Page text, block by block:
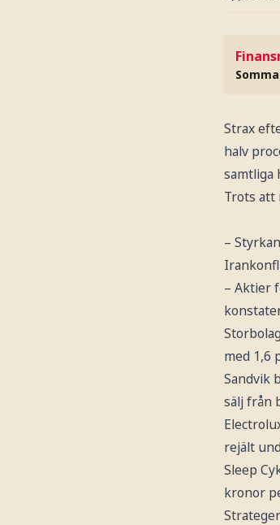
Strax
halv
samtliga
Trots att
–
– Aktier
med 1,6
Sandvik
sälj från
rejält
Sleep
kronor